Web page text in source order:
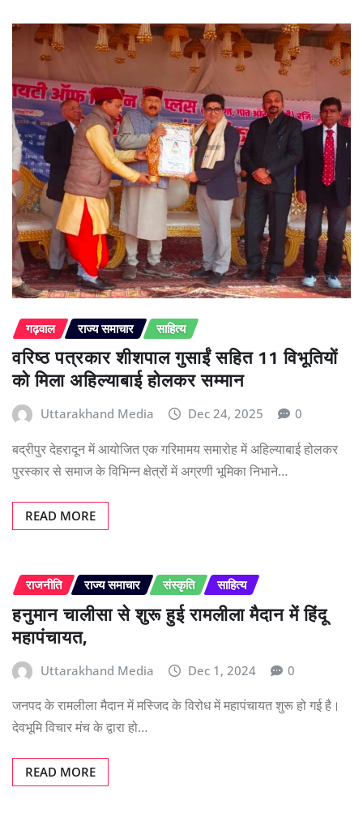
गढ़वाल राज्य समाचार साहित्य
वरिष्ठ पत्रकार शीशपाल गुसाईं सहित 11 विभूतियों
को मिला अहिल्याबाई होलकर सम्मान
Uttarakhand Media Dec 24, 2025 0
बद्रीपुर देहरादून में आयोजित एक गरिमामय समारोह में अहिल्याबाई होलकर
पुरस्कार से समाज के विभिन्न क्षेत्रों में अग्रणी भूमिका निभाने…
READ MORE
राजनीति राज्य समाचार संस्कृति साहित्य
हनुमान चालीसा से शुरू हुई रामलीला मैदान में हिंदू
महापंचायत,
Uttarakhand Media Dec 1, 2024 0
जनपद के रामलीला मैदान में मस्जिद के विरोध में महापंचायत शुरू हो गई है।
देवभूमि विचार मंच के द्वारा हो…
READ MORE